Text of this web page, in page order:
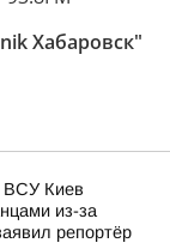
Хабаровск"
ВСУ Киев
из-за
репортёр